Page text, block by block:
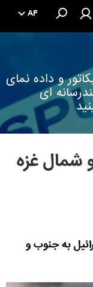
AF
و داده نمای
ای
شمال غزه
به جنوب و